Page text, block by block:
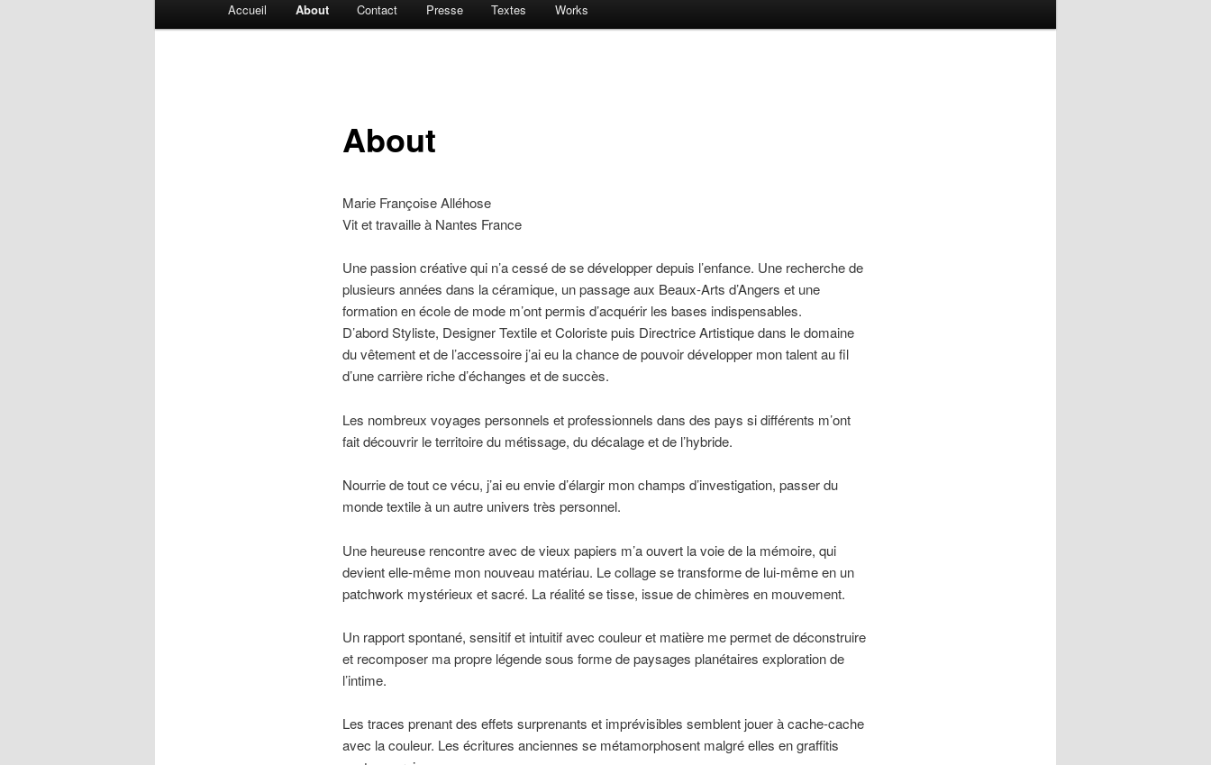
Accueil About Contact Presse Textes Works
About
Marie Françoise Alléhose
Vit et travaille à Nantes France
Une passion créative qui n’a cessé de se développer depuis l’enfance. Une recherche de
plusieurs années dans la céramique, un passage aux Beaux-Arts d’Angers et une
formation en école de mode m’ont permis d’acquérir les bases indispensables.
D’abord Styliste, Designer Textile et Coloriste puis Directrice Artistique dans le domaine
du vêtement et de l’accessoire j’ai eu la chance de pouvoir développer mon talent au fil
d’une carrière riche d’échanges et de succès.
Les nombreux voyages personnels et professionnels dans des pays si différents m’ont
fait découvrir le territoire du métissage, du décalage et de l’hybride.
Nourrie de tout ce vécu, j’ai eu envie d’élargir mon champs d’investigation, passer du
monde textile à un autre univers très personnel.
Une heureuse rencontre avec de vieux papiers m’a ouvert la voie de la mémoire, qui
devient elle-même mon nouveau matériau. Le collage se transforme de lui-même en un
patchwork mystérieux et sacré. La réalité se tisse, issue de chimères en mouvement.
Un rapport spontané, sensitif et intuitif avec couleur et matière me permet de déconstruire
et recomposer ma propre légende sous forme de paysages planétaires exploration de
l’intime.
Les traces prenant des effets surprenants et imprévisibles semblent jouer à cache-cache
avec la couleur. Les écritures anciennes se métamorphosent malgré elles en graffitis